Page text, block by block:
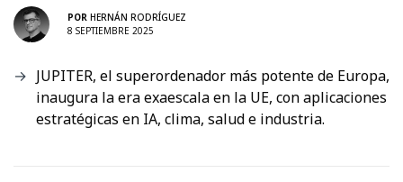
POR HERNÁN RODRÍGUEZ
8 SEPTIEMBRE 2025
JUPITER, el superordenador más potente de Europa,
inaugura la era exaescala en la UE, con aplicaciones
estratégicas en IA, clima, salud e industria.